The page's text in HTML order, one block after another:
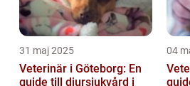
31 maj 2025
Veterinär i Göteborg: En
guide till djursjukvård i
04